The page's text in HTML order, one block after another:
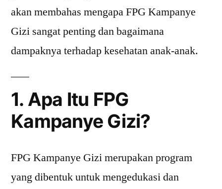
akan membahas mengapa FPG Kampanye
Gizi sangat penting dan bagaimana
dampaknya terhadap kesehatan anak-anak.
1. Apa Itu FPG
Kampanye Gizi?
FPG Kampanye Gizi merupakan program
yang dibentuk untuk mengedukasi dan